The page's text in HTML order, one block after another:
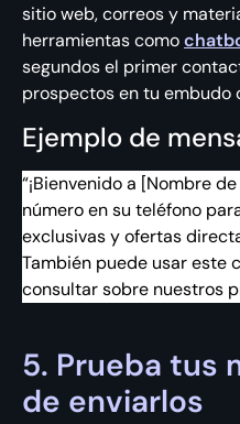
sitio web, correos y
herramientas como
segundos el primer
prospectos en tu embudo
Ejemplo de
“¡Bienvenido a [Nombre
número en su teléfono
exclusivas y ofertas
También puede usar este
consultar sobre nuestros
5. Prueba tus
de enviarlos